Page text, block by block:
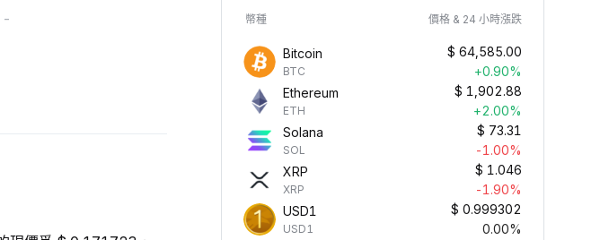
幣種 價格 & 24 小時漲跌
Bitcoin
BTC
$ 64,585.00
+0.90%
Ethereum
ETH
$ 1,902.88
+2.00%
Solana
SOL
$ 73.31
-1.00%
XRP
XRP
$ 1.046
-1.90%
USD1
USD1
$ 0.999302
0.00%